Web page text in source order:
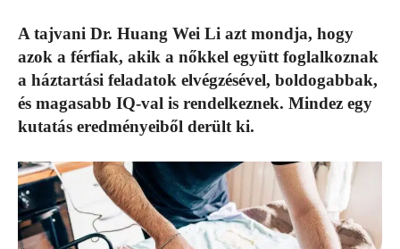
A tajvani Dr. Huang Wei Li azt mondja, hogy
azok a férfiak, akik a nőkkel együtt foglalkoznak
a háztartási feladatok elvégzésével, boldogabbak,
és magasabb IQ-val is rendelkeznek. Mindez egy
kutatás eredményeiből derült ki.